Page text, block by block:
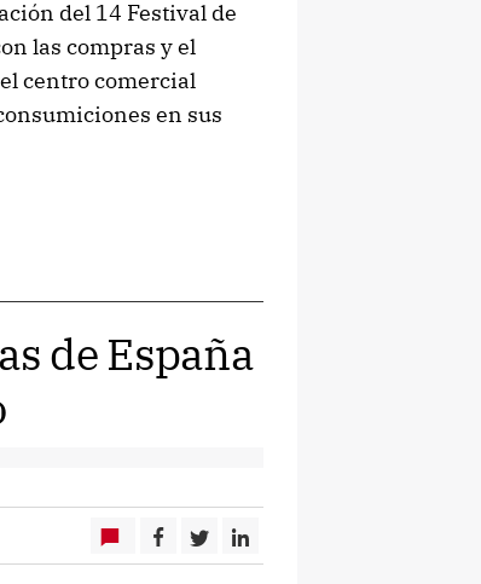
del 14 Festival de
las compras y el
centro comercial
en sus
de España